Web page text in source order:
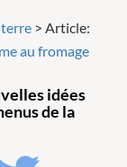
terre > Article:
au fromage
idées
de la